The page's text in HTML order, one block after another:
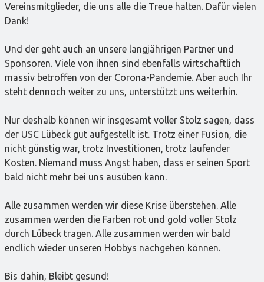
Vereinsmitglieder, die uns alle die Treue halten. Dafür vielen
Dank!
Und der geht auch an unsere langjährigen Partner und
Sponsoren. Viele von ihnen sind ebenfalls wirtschaftlich
massiv betroffen von der Corona-Pandemie. Aber auch Ihr
steht dennoch weiter zu uns, unterstützt uns weiterhin.
Nur deshalb können wir insgesamt voller Stolz sagen, dass
der USC Lübeck gut aufgestellt ist. Trotz einer Fusion, die
nicht günstig war, trotz Investitionen, trotz laufender
Kosten. Niemand muss Angst haben, dass er seinen Sport
bald nicht mehr bei uns ausüben kann.
Alle zusammen werden wir diese Krise überstehen. Alle
zusammen werden die Farben rot und gold voller Stolz
durch Lübeck tragen. Alle zusammen werden wir bald
endlich wieder unseren Hobbys nachgehen können.
Bis dahin, Bleibt gesund!